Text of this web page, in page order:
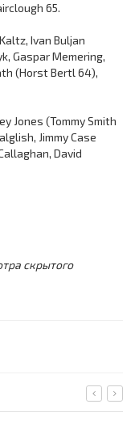
65.
Ivan Buljan
Gaspar Memering,
(Horst Bertl 64),
Jones (Tommy Smith
Jimmy Case
David
скрытого